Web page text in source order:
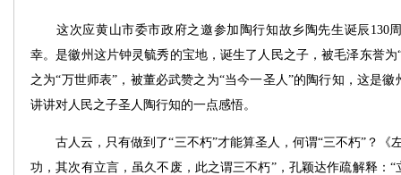
这次应黄山市委市政府之邀参加陶行知故乡陶先生诞辰130
幸。是徽州这片钟灵毓秀的宝地，诞生了人民之子，被毛泽东誉
之为“万世师表”，被董必武赞之为“当今一圣人”的陶行知，这是
讲讲对人民之子圣人陶行知的一点感悟。
古人云，只有做到了“三不朽”才能算圣人，何谓“三不朽”？《
功，其次有立言，虽久不废，此之谓三不朽”，孔颖达作疏解释：